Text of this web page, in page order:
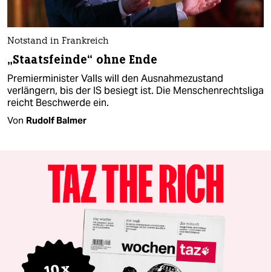
Notstand in Frankreich
„Staatsfeinde“ ohne Ende
Premierminister Valls will den Ausnahmezustand
verlängern, bis der IS besiegt ist. Die Menschenrechtsliga
reicht Beschwerde ein.
Von Rudolf Balmer